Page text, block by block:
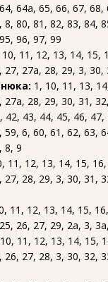
64а, 65, 66, 67, 68,
8, 80, 81, 82, 83, 84,
96, 97, 99
10, 11, 12, 13, 14, 15,
27, 27а, 28, 29, 3, 30,
1, 10, 11, 13,
27а, 28, 29, 30, 31,
42, 43, 44, 45, 46, 47,
59, 6, 60, 61, 62, 63,
8, 9
11, 12, 13, 14, 15,
27, 28, 29, 3, 30, 31,
11, 12, 13, 14, 15,
26, 27, 29, 2а, 3,
11, 12, 13, 14, 15,
26, 27, 28, 3, 30, 32,